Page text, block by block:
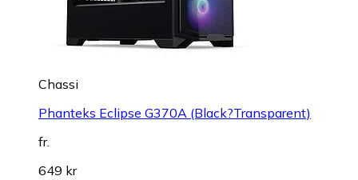
Chassi
Phanteks Eclipse G370A (Black?Transparent)
fr.
649 kr